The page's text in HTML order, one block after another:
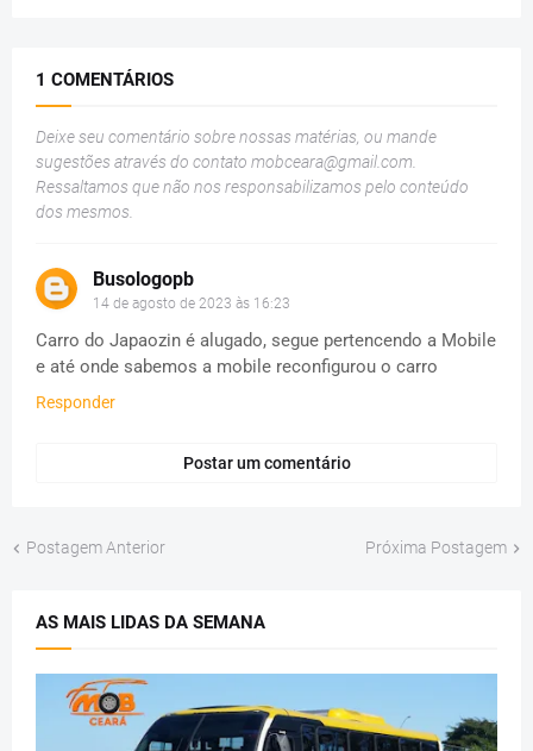
1 COMENTÁRIOS
Deixe seu comentário sobre nossas matérias, ou mande
sugestões através do contato mobceara@gmail.com.
Ressaltamos que não nos responsabilizamos pelo conteúdo
dos mesmos.
Busologopb
14 de agosto de 2023 às 16:23
Carro do Japaozin é alugado, segue pertencendo a Mobile
e até onde sabemos a mobile reconfigurou o carro
Responder
Postar um comentário
Postagem Anterior Próxima Postagem
AS MAIS LIDAS DA SEMANA